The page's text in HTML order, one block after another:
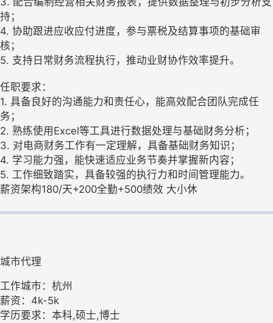
持；
4. 协助跟进应收应付进度，参与票税及结算事项的基础审
核；
5. 支持日常财务流程执行，推动业财协作效率提升。
任职要求：
1. 具备良好的沟通能力和责任心，能高效配合团队完成任
务；
2. 熟练使用Excel等工具进行数据处理与基础财务分析；
3. 对电商财务工作有一定理解，具备基础财务知识；
4. 学习能力强，能快速适应业务节奏并掌握新内容；
5. 工作细致踏实，具备较强的执行力和时间管理能力。
薪资架构180/天+200全勤+500绩效 大小休
城市代理
工作城市：杭州
薪资：4k-5k
学历要求：本科,硕士,博士